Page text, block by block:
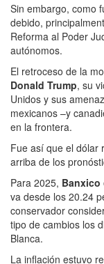
Sin embargo, como
debido,
Reforma al Poder
autónomos.
El retroceso de la
Donald Trump, su
Unidos y sus
mexicanos –y
en la frontera.
Fue así que el dólar
arriba de los
Para 2025, Banxico
va desde los 20.24
conservador
tipo de cambios los
Blanca.
La inflación estuvo